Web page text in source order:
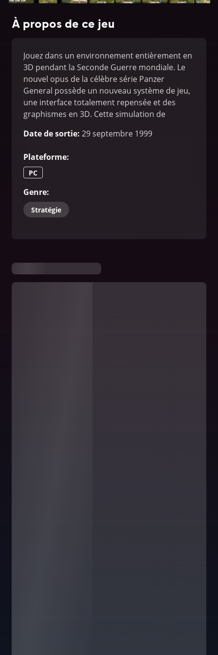
À propos de ce jeu
Jouez dans un environnement entièrement en
3D pendant la Seconde Guerre mondiale. Le
nouvel opus de la célèbre série Panzer
General possède un nouveau système de jeu,
une interface totalement repensée et des
graphismes en 3D. Cette simulation de
Date de sortie: 29 septembre 1999
Plateforme:
PC
Genre:
Stratégie